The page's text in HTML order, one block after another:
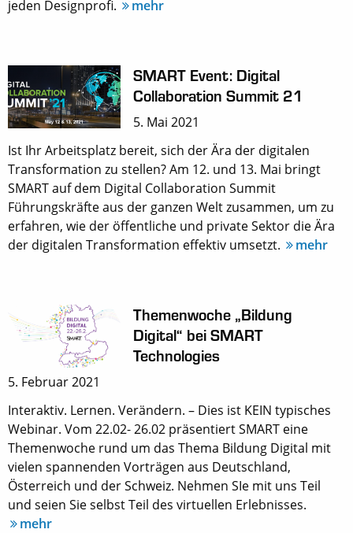
jeden Designprofi.
mehr
SMART Event: Digital
Collaboration Summit 21
5. Mai 2021
Ist Ihr Arbeitsplatz bereit, sich der Ära der digitalen
Transformation zu stellen? Am 12. und 13. Mai bringt
SMART auf dem Digital Collaboration Summit
Führungskräfte aus der ganzen Welt zusammen, um zu
erfahren, wie der öffentliche und private Sektor die Ära
der digitalen Transformation effektiv umsetzt.
mehr
Themenwoche „Bildung
Digital“ bei SMART
Technologies
5. Februar 2021
Interaktiv. Lernen. Verändern. – Dies ist KEIN typisches
Webinar. Vom 22.02- 26.02 präsentiert SMART eine
Themenwoche rund um das Thema Bildung Digital mit
vielen spannenden Vorträgen aus Deutschland,
Österreich und der Schweiz. Nehmen SIe mit uns Teil
und seien Sie selbst Teil des virtuellen Erlebnisses.
mehr